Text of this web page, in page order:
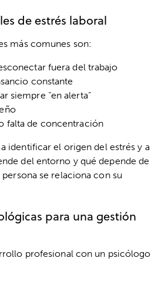
de estrés laboral
más comunes son:
fuera del trabajo
constante
siempre “en alerta”
falta de concentración
identificar el origen del estrés y a
del entorno y qué depende de
se relaciona con su
para una gestión
profesional con un psicólogo